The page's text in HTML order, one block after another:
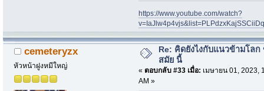
https://www.youtube.com/watch?
cemeteryzx
หัวหน้าฝูงหมีใหญ่
Re: คิดยังไงกับแนวข้ามโลก
สมัย นี้
« ตอบกลับ #33 เมื่อ: เมษายน 01, 2023,
AM »